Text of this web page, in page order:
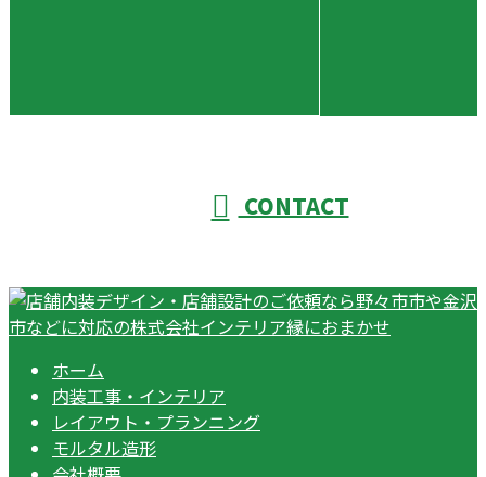
CONTACT
ホーム
内装工事・インテリア
レイアウト・プランニング
モルタル造形